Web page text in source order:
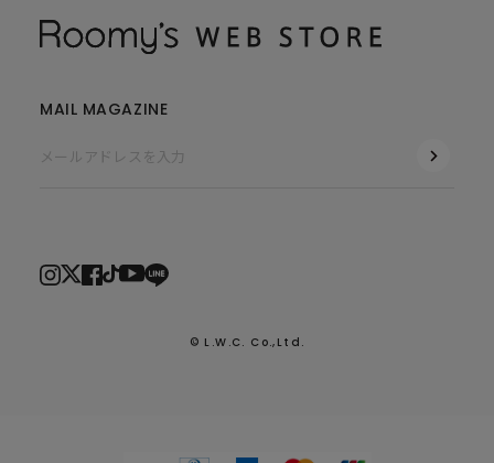
MAIL MAGAZINE
© L.W.C. Co.,Ltd.